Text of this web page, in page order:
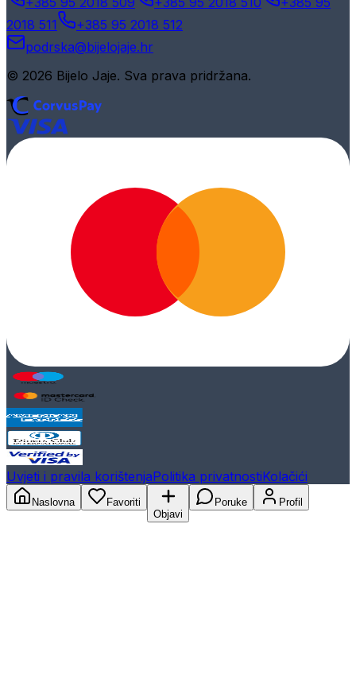
2018 511
+385 95 2018 512
podrska@bijelojaje.hr
© 2026 Bijelo Jaje. Sva prava pridržana.
Uvjeti i pravila korištenjaPolitika privatnostiKolačići
Naslovna
Favoriti
Objavi
Poruke Profil